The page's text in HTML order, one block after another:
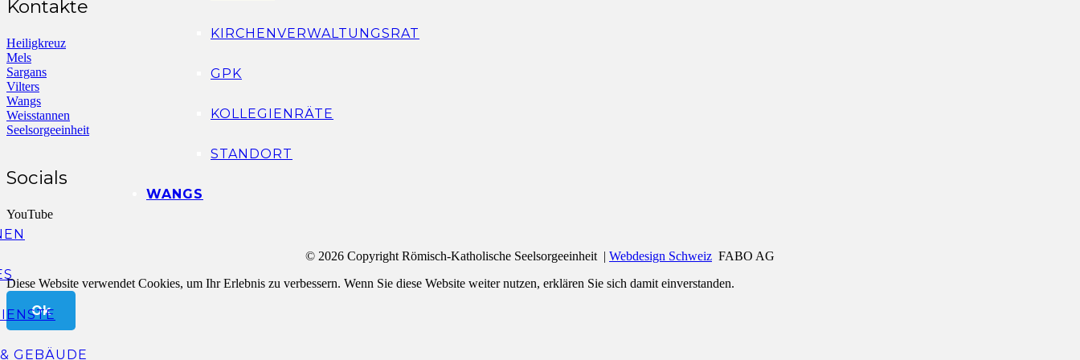
KIRCHENVERWALTUNGSRAT
GPK
KOLLEGIENRÄTE
STANDORT
WANGS
GEBÄUDE
Kontakte
Heiligkreuz
Mels
Sargans
Vilters
Wangs
Weisstannen
Seelsorgeeinheit
Socials
YouTube
© 2026 Copyright Römisch-Katholische Seelsorgeeinheit | Webdesign Schweiz FABO AG
Diese Website verwendet Cookies, um Ihr Erlebnis zu verbessern. Wenn Sie diese Website weiter nutzen, erklären Sie sich damit einverstanden.
Ok